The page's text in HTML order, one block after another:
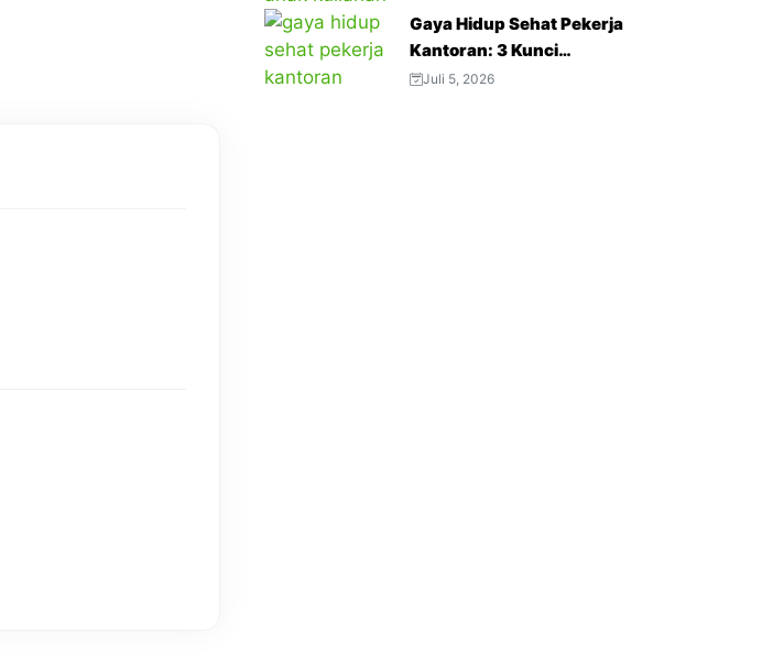
Tengah Aktivitas Padat
Gaya Hidup Sehat Pekerja
Kantoran: 3 Kunci
Menjaga Produktivitas
Juli 5, 2026